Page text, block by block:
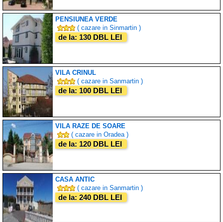
PENSIUNEA VERDE
( cazare in Sinmartin )
de la: 130 DBL LEI
VILA CRINUL
( cazare in Sanmartin )
de la: 100 DBL LEI
VILA RAZE DE SOARE
( cazare in Oradea )
de la: 120 DBL LEI
CASA ANTIC
( cazare in Sanmartin )
de la: 240 DBL LEI